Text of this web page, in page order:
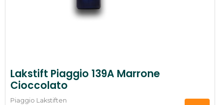
Lakstift Piaggio 139A Marrone
Cioccolato
Piaggio Lakstiften